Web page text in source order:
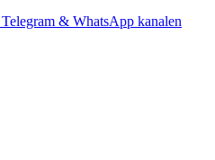
Telegram & WhatsApp kanalen